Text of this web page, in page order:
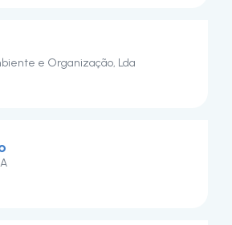
e Organização, Lda